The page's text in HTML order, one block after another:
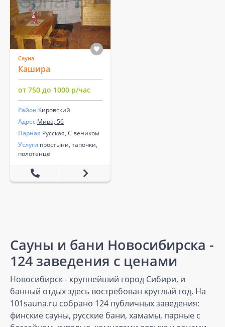
Сауна
Кашира
от 750 до 1000 р/час
Район Кировский
Адрес Мира, 56
Парная Русская, С веником
Услуги простыни, тапочки,
полотенце
Сауны и бани Новосибирска -
124 заведения с ценами
Новосибирск - крупнейший город Сибири, и
банный отдых здесь востребован круглый год. На
101sauna.ru собрано 124 публичных заведения:
финские сауны, русские бани, хамамы, парные с